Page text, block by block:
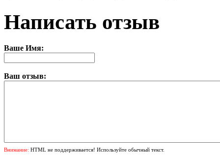
Написать отзыв
Ваше Имя:
Ваш отзыв:
Внимание: HTML не поддерживается! Используйте обычный текст.